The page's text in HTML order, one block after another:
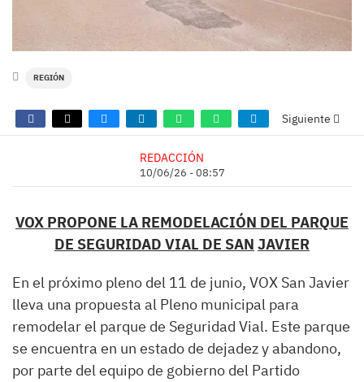
REGIÓN
Siguiente
REDACCIÓN
10/06/26 - 08:57
VOX PROPONE LA REMODELACIÓN DEL PARQUE
DE SEGURIDAD VIAL DE SAN JAVIER
En el próximo pleno del 11 de junio, VOX San Javier
lleva una propuesta al Pleno municipal para
remodelar el parque de Seguridad Vial. Este parque
se encuentra en un estado de dejadez y abandono,
por parte del equipo de gobierno del Partido